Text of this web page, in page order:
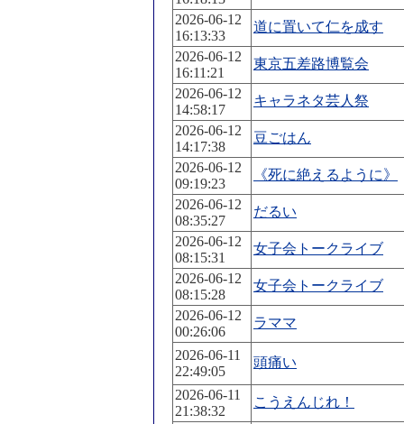
2026-06-12
16:13:33
道に置いて仁を成す
2026-06-12
16:11:21
東京五差路博覧会
2026-06-12
14:58:17
キャラネタ芸人祭
2026-06-12
14:17:38
豆ごはん
2026-06-12
09:19:23
《死に絶えるように》
2026-06-12
08:35:27
だるい
2026-06-12
08:15:31
女子会トークライブ
2026-06-12
08:15:28
女子会トークライブ
2026-06-12
00:26:06
ラママ
2026-06-11
22:49:05
頭痛い
2026-06-11
21:38:32
こうえんじれ！